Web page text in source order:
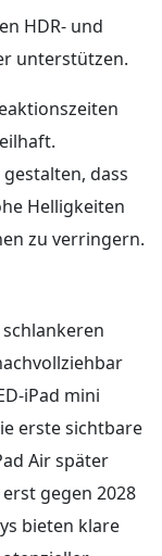
HDR- und
unterstützen.
dass
Helligkeiten
zu verringern.
schlankeren
iPad mini
erste sichtbare
Air später
gegen 2028
bieten klare